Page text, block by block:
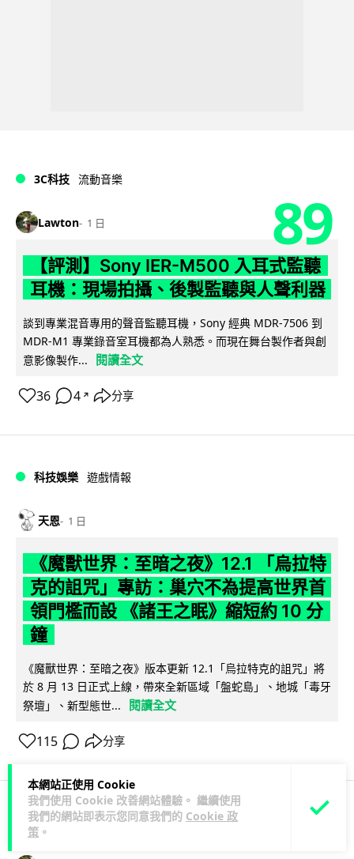
本網站正使用 Cookie
我們使用 Cookie 改善網站體驗。 繼續使用
我們的網站即表示您同意我們的 Cookie 政
策 。
3C科技 流動音樂
Lawton 1 日 89
【評測】Sony IER-M500 入耳式監聽
耳機：現場拍攝、後製監聽與人聲利器
談到專業混音專用的聲音監聽耳機，Sony 經典 MDR-7506 到
MDR-M1 專業錄音室耳機都為人熟悉。而現在舞台製作者與創
意影像製作...
閱讀全文
36 4 ↗ 分享
科技娛樂 遊戲情報
天恩 1 日
《魔獸世界：至暗之夜》12.1 「烏拉特
克的詛咒」專訪：巢穴不為提高世界首
領門檻而設 《諸王之眠》縮短約 10 分
鐘
《魔獸世界：至暗之夜》版本更新 12.1「烏拉特克的詛咒」將
於 8 月 13 日正式上線，帶來全新區域「盤蛇島」、地城「毒牙
祭壇」、新型態世...
閱讀全文
115 分享
科技娛樂 遊戲情報